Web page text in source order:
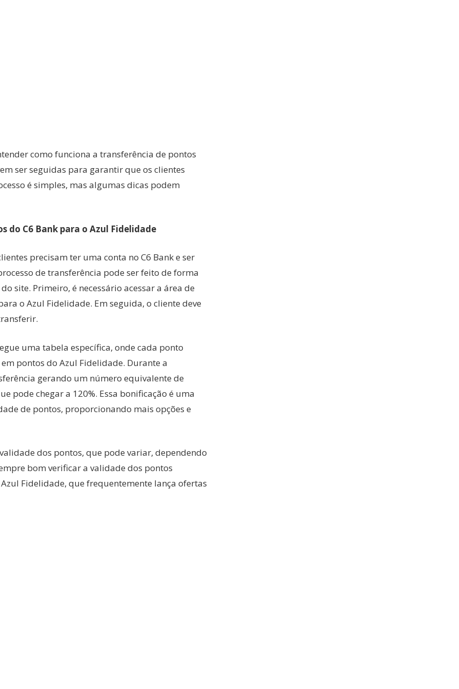
como funciona a transferência de pontos
ser seguidas para garantir que os clientes
é simples, mas algumas dicas podem
do C6 Bank para o Azul Fidelidade
precisam ter uma conta no C6 Bank e ser
de transferência pode ser feito de forma
site. Primeiro, é necessário acessar a área de
o Azul Fidelidade. Em seguida, o cliente deve
uma tabela específica, onde cada ponto
pontos do Azul Fidelidade. Durante a
gerando um número equivalente de
pode chegar a 120%. Essa bonificação é uma
de pontos, proporcionando mais opções e
dos pontos, que pode variar, dependendo
bom verificar a validade dos pontos
Fidelidade, que frequentemente lança ofertas